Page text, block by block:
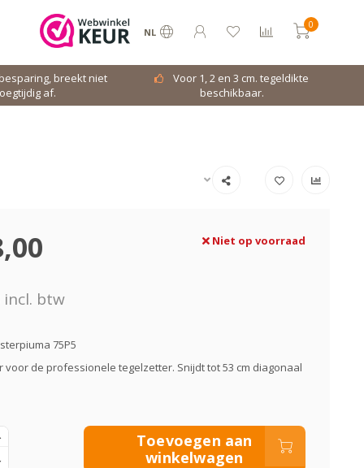
NL
0
breekt niet
af.
Voor 1, 2 en 3 cm. tegeldikte
beschikbaar.
incl. btw
Niet op voorraad
75P5
voor de professionele tegelzetter. Snijdt tot 53 cm diagonaal
Toevoegen aan
winkelwagen